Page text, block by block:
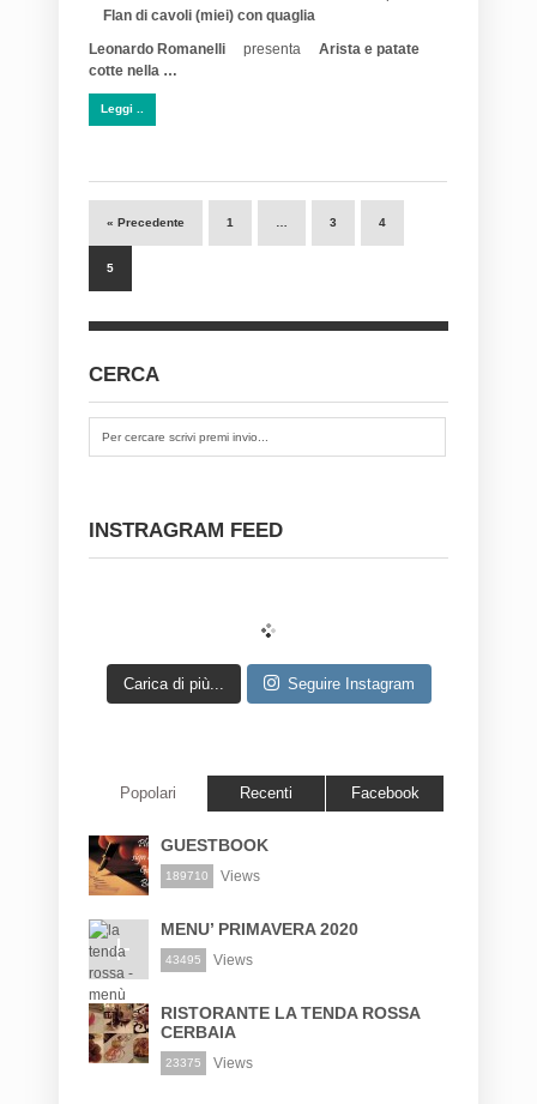
Flan di cavoli (miei) con quaglia
Leonardo Romanelli
presenta
Arista e patate
cotte nella …
Leggi ..
« Precedente 1 3 4
5
CERCA
INSTRAGRAM FEED
Carica di più... Seguire Instagram
Popolari Recenti Facebook
GUESTBOOK
189710 Views
MENU’ PRIMAVERA 2020
43495 Views
RISTORANTE LA TENDA ROSSA
CERBAIA
23375 Views